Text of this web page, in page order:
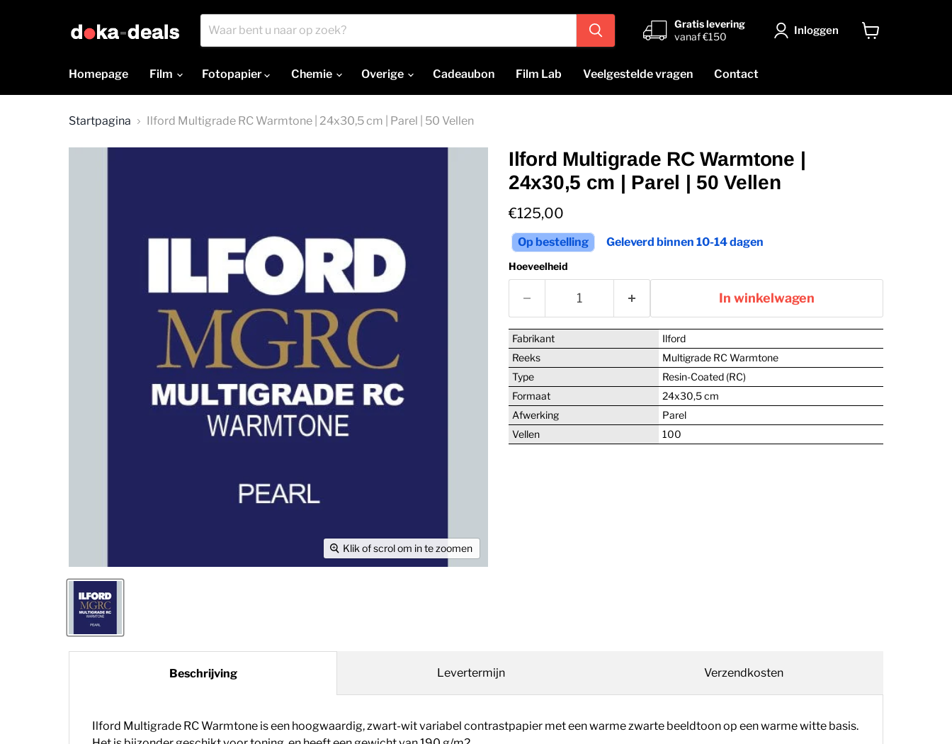
Gratis levering
vanaf €150
Inloggen
Homepage
Film Fotopapier Chemie Overige Cadeaubon Film Lab Veelgestelde vragen Contact
Startpagina Ilford Multigrade RC Warmtone | 24x30,5 cm | Parel | 50 Vellen
Klik of scrol om in te zoomen
Ilford Multigrade RC Warmtone |
24x30,5 cm | Parel | 50 Vellen
Huidige prijs
€125,00
Op bestelling Geleverd binnen 10-14 dagen
Hoeveelheid
In winkelwagen
Fabrikant
Ilford
Reeks
Multigrade RC Warmtone
Type
Resin-Coated (RC)
Formaat
24x30,5 cm
Afwerking
Parel
Vellen
100
Beschrijving
Ilford Multigrade RC Warmtone is een hoogwaardig, zwart-wit variabel contrastpapier met een warme zwarte beeldtoon op een warme witte basis.
Levertermijn Verzendkosten